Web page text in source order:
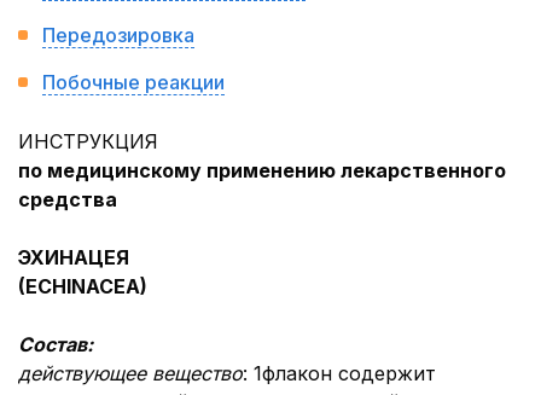
Передозировка
Побочные реакции
ИНСТРУКЦИЯ
по медицинскому применению лекарственного
средства
ЭХИНАЦЕЯ
(ECHINACEA)
Состав:
действующее вещество: 1флакон содержит